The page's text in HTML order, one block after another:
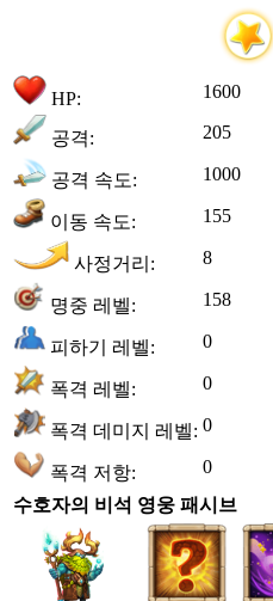
HP: 1600
공격: 205
공격 속도: 1000
이동 속도: 155
사정거리: 8
명중 레벨: 158
피하기 레벨: 0
폭격 레벨: 0
폭격 데미지 레벨: 0
폭격 저항: 0
수호자의 비석 영웅 패시브